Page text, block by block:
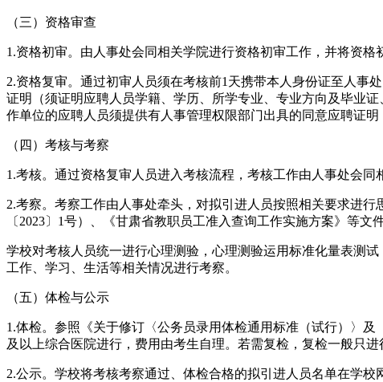
（三）资格审查
1.资格初审。由人事处会同相关学院进行资格初审工作，并将资格
2.资格复审。通过初审人员须在考核前1天携带本人身份证至人事
证明（须证明应聘人员学籍、学历、所学专业、专业方向及毕业
作单位的应聘人员须提供有人事管理权限部门出具的同意应聘证
（四）考核与考察
1.考核。通过资格复审人员进入考核流程，考核工作由人事处会
2.考察。考察工作由人事处牵头，对拟引进人员按照相关要求进
〔2023〕1号）、《甘肃省教职员工准入查询工作实施方案》等
学校对考核人员统一进行心理测验，心理测验运用标准化量表测
工作、学习、生活等相关情况进行考察。
（五）体检与公示
1.体检。参照《关于修订〈公务员录用体检通用标准（试行）〉
及以上综合医院进行，费用由考生自理。若需复检，复检一般只
2.公示。学校将考核考察通过、体检合格的拟引进人员名单在学